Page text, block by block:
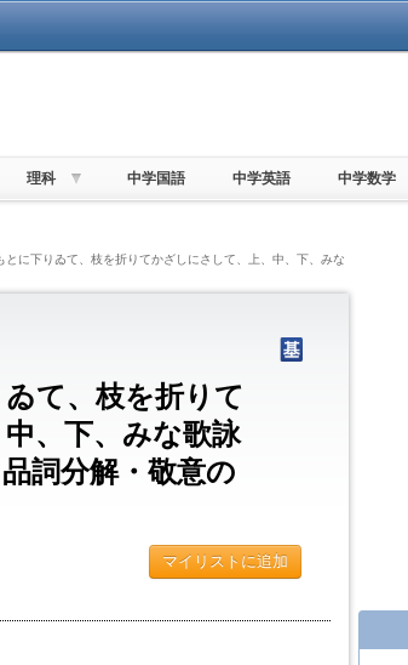
理科 中学国語 中学英語 中学数学
とに下りゐて、枝を折りてかざしにさして、上、中、下、みな
て、枝を折りて
、下、みな歌詠
詞分解・敬意の
マイリストに追加